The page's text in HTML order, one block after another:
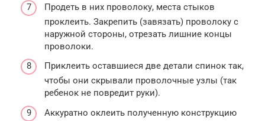
Продеть в них проволоку, места стыков
проклеить. Закрепить (завязать) проволоку с
наружной стороны, отрезать лишние концы
проволоки.
Приклеить оставшиеся две детали спинок так,
чтобы они скрывали проволочные узлы (так
ребенок не повредит руки).
Аккуратно оклеить полученную конструкцию